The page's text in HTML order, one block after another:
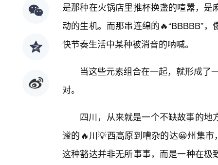
是那种在火锅店里推杯换盏的喧嚣，
动的生机。而那串连绵的🔥“BBBBB”
快节奏生活中某种被消音的呐喊。
当这些元素组合在一起，就形成了
对。
四川，从来就是一个不缺故事的
谧的🔥川💡西高原到嘈杂的达😀州集
这种豁达并非无所事事，而是一种在